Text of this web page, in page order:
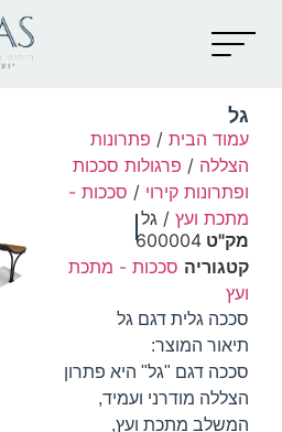
גל
עמוד הבית / פתרונות
הצללה / פרגולות סככות
ופתרונות קירוי / סככות -
מתכת ועץ / גל
מק"ט 600004
קטגוריה סככות - מתכת
ועץ
סככה גלית דגם גל
תיאור המוצר:
סככה דגם "גל" היא פתרון
הצללה מודרני ועמיד,
המשלב מתכת ועץ,